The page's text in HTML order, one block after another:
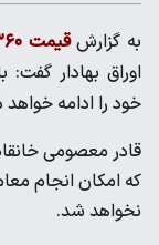
به گزارشقیمت ۳۶۰،
اوراق بهادار
خود را ادامه خواهد
قادر معصومی
که امکان انجام
نخواهد شد.